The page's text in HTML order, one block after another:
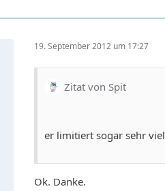
19. September 2012 um 17:27
Zitat von Spit
er limitiert sogar sehr viel
Ok. Danke.